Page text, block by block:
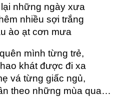
những ngày xưa
nhiều sợi trắng
ào ạt cơn mưa
mình từng trẻ,
khát được đi xa
vá từng giấc ngủ,
theo những mùa qua…